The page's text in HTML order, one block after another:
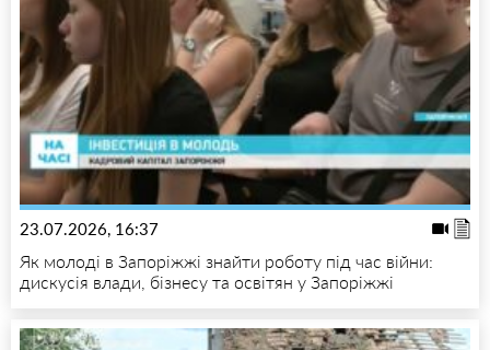
23.07.2026, 16:37
Як молоді в Запоріжжі знайти роботу під час війни:
дискусія влади, бізнесу та освітян у Запоріжжі